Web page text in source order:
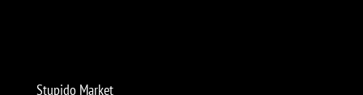
Stupido Market